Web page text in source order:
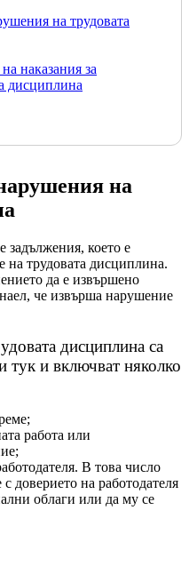
на трудовата
наказания за
дисциплина
на
задължения, което е
трудовата дисциплина.
да е извършено
че извърша нарушение
дисциплина са
и включват няколко
работа или
В това число
доверието на работодателя
облаги или да му се